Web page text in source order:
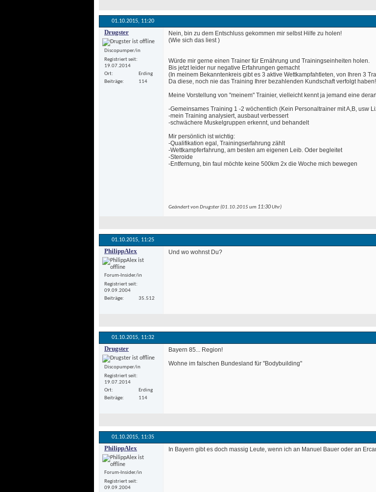
01.10.2015, 11:20
Drugster
Discopumper/in
Registriert seit
19.07.2014
Ort
Erding
Beiträge
114
Nein, bin zu dem Entschluss gekommen mir selbst Hilfe zu holen!
(Wie sich das liest )
Würde mir gerne einen Trainer für Ernährung und Trainingseinheiten holen.
Bis jetzt leider nur negative Erfahrungen gemacht
(In meinem Bekanntenkreis gibt es 3 aktive Wettkampfahtleten, von Ihren 3
Da diese, noch nie das Training Ihrer bezahlenden Kundschaft verfolgt
Meine Vorstellung von "meinem" Trainier, vielleicht kennt ja jemand eine
-Gemeinsames Training 1 -2 wöchentlich (Kein Personaltrainer mit A,B, usw
-mein Training analysiert, ausbaut verbessert
-schwächere Muskelgruppen erkennt, und behandelt
Mir persönlich ist wichtig:
-Qualifikation egal, Trainingserfahrung zählt
-Wettkampferfahrung, am besten am eigenen Leib. Oder begleitet
-Steroide
-Entfernung, bin faul möchte keine 500km 2x die Woche mich bewegen
Geändert von Drugster (01.10.2015 um 11:30 Uhr)
01.10.2015, 11:25
PhilippAlex
Forum-Insider/in
Registriert seit
09.09.2004
Beiträge
35.512
Und wo wohnst Du?
01.10.2015, 11:32
Drugster
Discopumper/in
Registriert seit
19.07.2014
Ort
Erding
Beiträge
114
Bayern 85... Region!
Wohne im falschen Bundesland für "Bodybuilding"
01.10.2015, 11:35
PhilippAlex
Forum-Insider/in
Registriert seit
09.09.2004
In Bayern gibt es doch massig Leute, wenn ich an Manuel Bauer oder an